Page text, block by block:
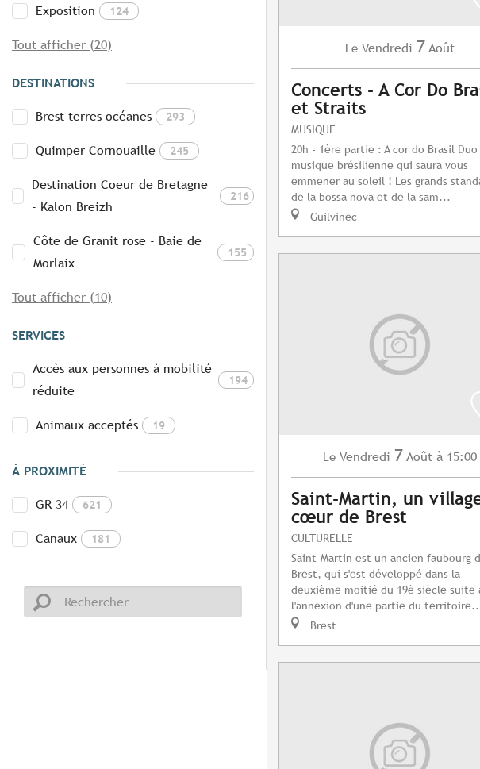
Exposition 124
Tout afficher (20)
DESTINATIONS
Brest terres océanes 293
Quimper Cornouaille 245
Destination Coeur de Bretagne
- Kalon Breizh
216
Côte de Granit rose - Baie de
Morlaix
155
Tout afficher (10)
SERVICES
Accès aux personnes à mobilité
réduite
194
Animaux acceptés 19
À PROXIMITÉ
GR 34 621
Canaux 181
Le Vendredi 7 Août
Concerts - A Cor Do
et Straits
MUSIQUE
20h - 1ère partie : A cor do Brasil Duo
musique brésilienne qui saura vous
emmener au soleil ! Les grands
de la bossa nova et de la sam...
Guilvinec
Le Vendredi 7 Août à 15:00
Saint-Martin, un
cœur de Brest
CULTURELLE
Saint-Martin est un ancien faubourg
Brest, qui s'est développé dans la
deuxième moitié du 19è siècle suite
l'annexion d'une partie du
Brest